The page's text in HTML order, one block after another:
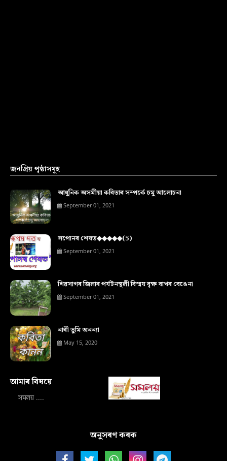
জনপ্ৰিয় পৃষ্ঠাসমূহ
আধুনিক অসমীয়া কবিতাৰ সম্পৰ্কে চমু আলোচনা
September 01, 2021
সপোনৰ শেষত◆◆◆◆◆(5)
September 01, 2021
শিৱসাগৰ জিলাৰ পৰ্যটনস্থলী বিস্ময় বৃক্ষ বাখৰ বেঙেনা
September 01, 2021
নাৰী তুমি অনন্যা
May 15, 2020
আমাৰ বিষয়ে‍
সমলয় ....
অনুসৰণ কৰক